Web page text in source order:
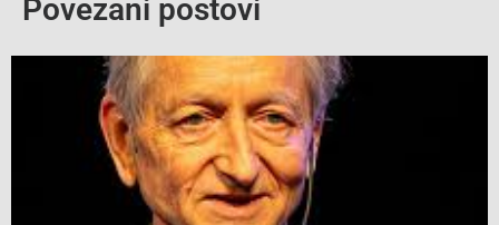
Povezani postovi